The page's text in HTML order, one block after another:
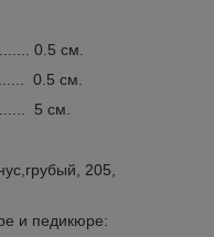
0.5 см.
0.5 см.
5 см.
205,
и педикюре: